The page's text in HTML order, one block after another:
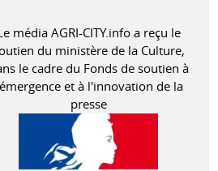
média AGRI-CITY.info a reçu le
du ministère de la Culture,
le cadre du Fonds de soutien à
et à l'innovation de la
presse